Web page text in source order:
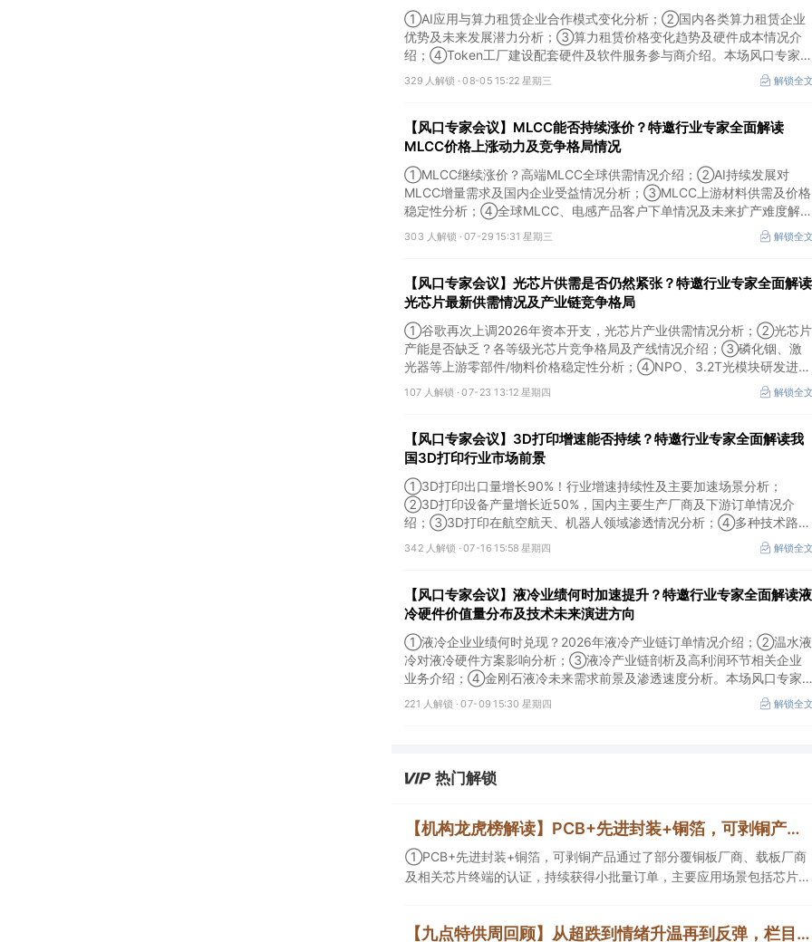
①AI应用与算力租赁企业合作模式变化分析；②国内各类算力租赁企业
优势及未来发展潜力分析；③算力租赁价格变化趋势及硬件成本情况介
绍；④Token工厂建设配套硬件及软件服务参与商介绍。本场风口专家会
议将于8月5日（周三）19:00举行，特邀行业专家全面解读算力租赁企业
营收模式及算力价格变化趋势。
329 人解锁 ·08-05 15:22 星期三 解锁全
【风口专家会议】MLCC能否持续涨价？特邀行业专家全面解读
MLCC价格上涨动力及竞争格局情况
①MLCC继续涨价？高端MLCC全球供需情况介绍；②AI持续发展对
MLCC增量需求及国内企业受益情况分析；③MLCC上游材料供需及价格
稳定性分析；④全球MLCC、电感产品客户下单情况及未来扩产难度解
析。本场风口专家会议将于7月29日（周三）20:30举行，特邀行业专家
全面解读MLCC价格上涨动力及竞争格局情况。
303 人解锁 ·07-29 15:31 星期三 解锁全
【风口专家会议】光芯片供需是否仍然紧张？特邀行业专家全面解读
光芯片最新供需情况及产业链竞争格局
①谷歌再次上调2026年资本开支，光芯片产业供需情况分析；②光芯片
产能是否缺乏？各等级光芯片竞争格局及产线情况介绍；③磷化铟、激
光器等上游零部件/物料价格稳定性分析；④NPO、3.2T光模块研发进展
介绍。本场风口专家会议将于7月23日（周四）16:30举行，特邀行业专
家全面解读光芯片最新供需情况及产业链竞争格局。
107 人解锁 ·07-23 13:12 星期四 解锁全
【风口专家会议】3D打印增速能否持续？特邀行业专家全面解读我
国3D打印行业市场前景
①3D打印出口量增长90%！行业增速持续性及主要加速场景分析；
②3D打印设备产量增长近50%，国内主要生产厂商及下游订单情况介
绍；③3D打印在航空航天、机器人领域渗透情况分析；④多种技术路线
及所需产业链供需情况剖析。本场风口专家会议将于7月16日（周四）
20:00举行，特邀行业专家全面解读我国3D打印行业市场前景。
342 人解锁 ·07-16 15:58 星期四 解锁全
【风口专家会议】液冷业绩何时加速提升？特邀行业专家全面解读液
冷硬件价值量分布及技术未来演进方向
①液冷企业业绩何时兑现？2026年液冷产业链订单情况介绍；②温水液
冷对液冷硬件方案影响分析；③液冷产业链剖析及高利润环节相关企业
业务介绍；④金刚石液冷未来需求前景及渗透速度分析。本场风口专家
会议将于7月9日（周四）19:30举行，特邀行业专家全面解读液冷硬件价
值量分布及技术未来演进方向。
221 人解锁 ·07-09 15:30 星期四 解锁全
热门解锁
【机构龙虎榜解读】PCB+先进封装+铜箔，可剥铜产品通过了部分覆铜板厂商、载板厂商及相关芯片终端的认证，持续获得小批量订单，主要应用场景包括芯片封装光模块用PCB，机构大额净买入这家公司
①PCB+先进封装+铜箔，可剥铜产品通过了部分覆铜板厂商、载板厂商
及相关芯片终端的认证，持续获得小批量订单，主要应用场景包括芯片封
具备承接细胞与基因治疗产品商业化受托生产的合规资质，这家公司获净
【九点特供周回顾】从超跌到情绪升温再到反弹，栏目梳理AI应用题材逻辑，AI教育人气公司解读后获4连板